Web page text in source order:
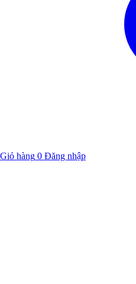
Giỏ hàng 0 Đăng nhập